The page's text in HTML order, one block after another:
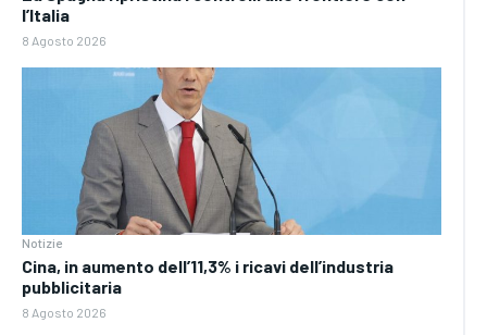
l’Italia
8 Agosto 2026
Notizie
Cina, in aumento dell’11,3% i ricavi dell’industria
pubblicitaria
8 Agosto 2026